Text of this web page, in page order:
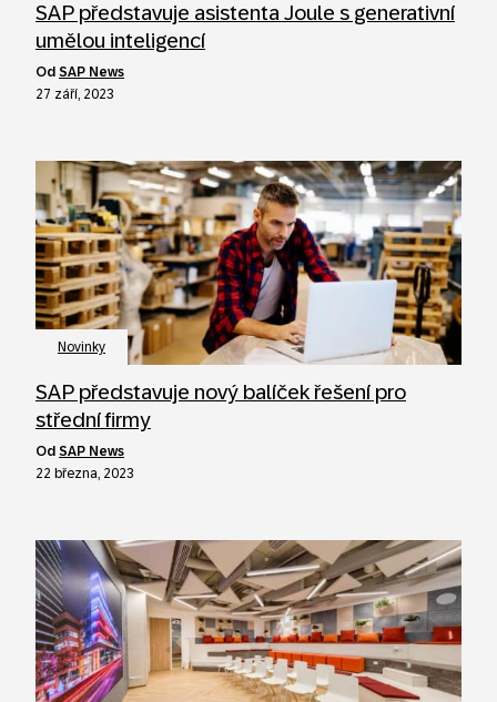
SAP představuje asistenta Joule s generativní
umělou inteligencí
od SAP News
27 září, 2023
Novinky
SAP představuje nový balíček řešení pro
střední firmy
od SAP News
22 března, 2023